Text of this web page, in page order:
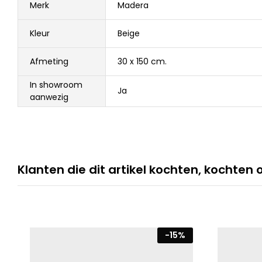
Merk Madera
Kleur Beige
Afmeting
30 x 150 cm.
In showroom
aanwezig
Ja
Klanten die dit artikel kochten, kochten
-15%